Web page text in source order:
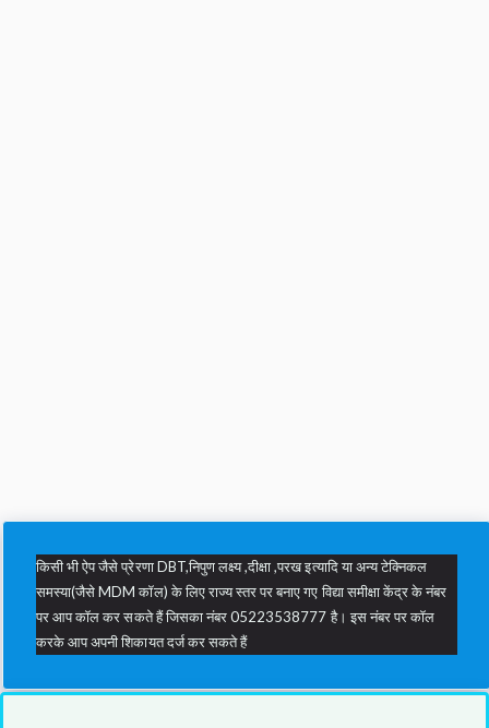
किसी भी ऐप जैसे प्रेरणा DBT,निपुण लक्ष्य ,दीक्षा ,परख इत्यादि या अन्य टेक्निकल
समस्या(जैसे MDM कॉल) के लिए राज्य स्तर पर बनाए गए विद्या समीक्षा केंद्र के नंबर
पर आप कॉल कर सकते हैं जिसका नंबर 05223538777 है। इस नंबर पर कॉल
करके आप अपनी शिकायत दर्ज कर सकते हैं